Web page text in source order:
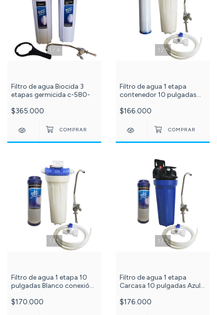
1 / 4
Filtro de agua Biocida 3
etapas germicida c-580-
$365.000
1 /5
Filtro de agua 1 etapa
contenedor 10 pulgadas
membrana filtrante
sedimentos 20 micras c-
182-73-87-99
$166.000
1 /5
Filtro de agua 1 etapa 10
pulgadas Blanco conexión
carbón granular c-182-73-
$170.000
1 /5
Filtro de agua 1 etapa
Carcasa 10 pulgadas Azul
membrana filtrante carbón
$176.000